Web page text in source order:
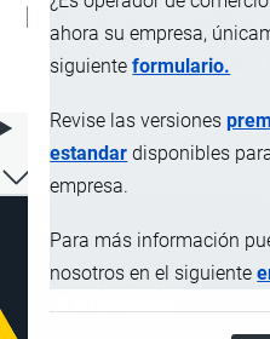
ahora su empresa,
siguienteformulario.
Revise las versiones
estandar disponibles
empresa.
Para más información
nosotros en el siguiente
lingoteras),
materia mineral,